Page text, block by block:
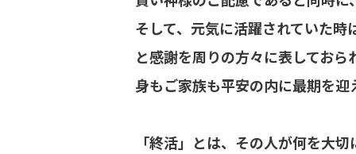
そして、元気に活躍されていた
と感謝を周りの方々に表してお
身もご家族も平安の内に最期を迎
「終活」とは、その人が何を大